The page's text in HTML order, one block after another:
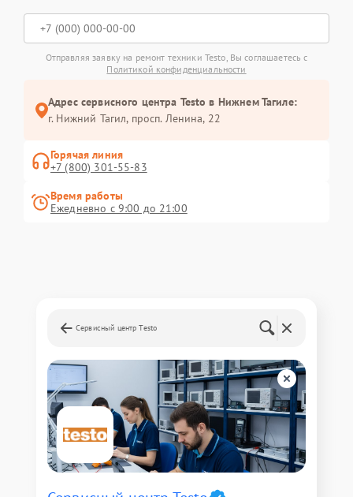
Отправляя заявку на ремонт техники Testo, Вы соглашаетесь с
Политикой конфиденциальности
Адрес сервисного центра Testo в Нижнем Тагиле:
г. Нижний Тагил, просп. Ленина, 22
Горячая линия
+7 (800) 301-55-83
Время работы
Ежедневно с 9:00 до 21:00
Сервисный центр Testo